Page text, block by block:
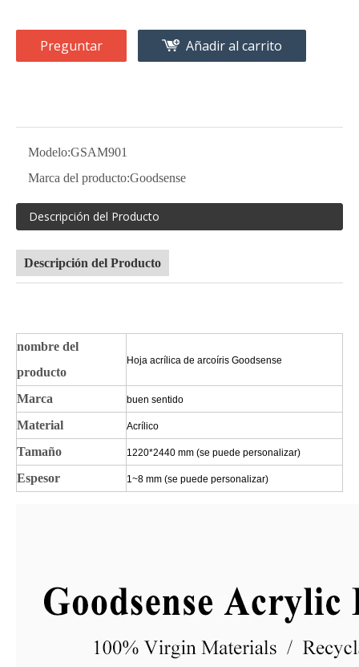
Preguntar Añadir al carrito
Modelo:GSAM901
Marca del producto:Goodsense
Descripción del Producto
Descripción del Producto
nombre del
producto
Hoja acrílica de arcoíris Goodsense
Marca buen sentido
Material Acrílico
Tamaño 1220*2440 mm (se puede personalizar)
Espesor 1~8 mm (se puede personalizar)